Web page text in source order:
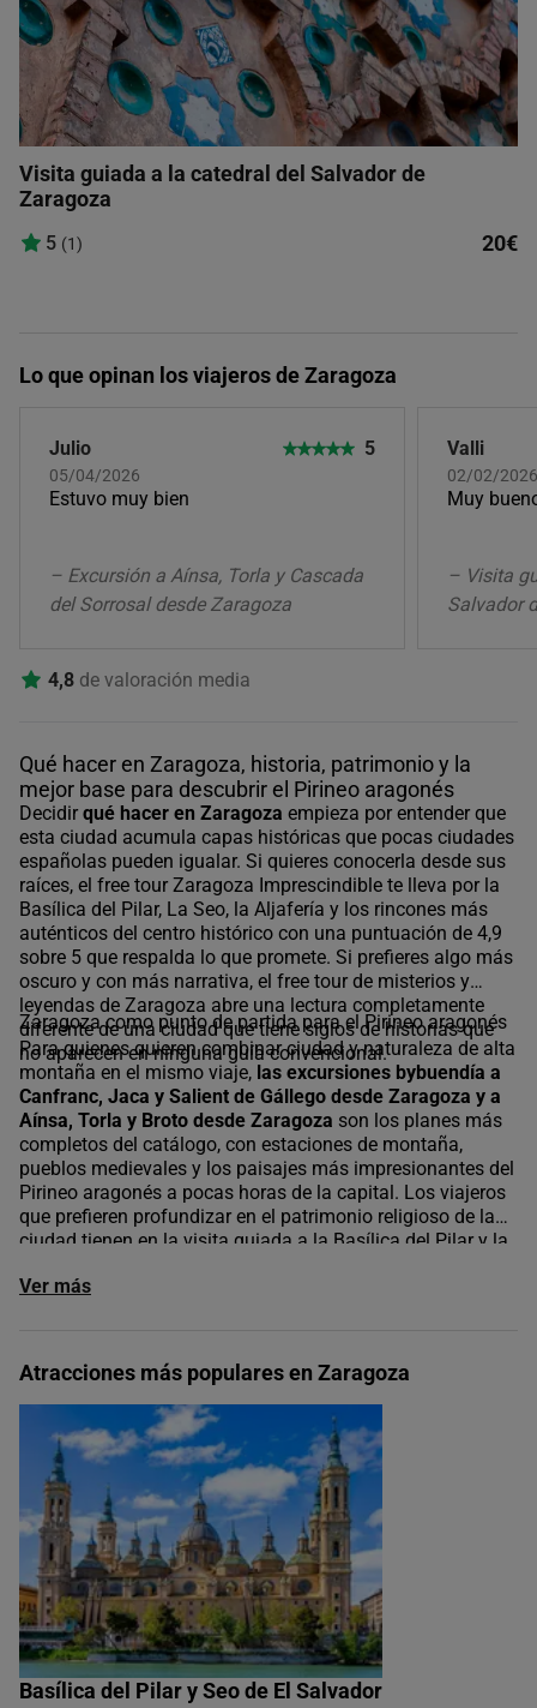
Visita guiada a la catedral del Salvador de
Zaragoza
5 (1) 20€
Lo que opinan los viajeros de Zaragoza
Julio
05/04/2026
5
Estuvo muy bien
– Excursión a Aínsa, Torla y Cascada
del Sorrosal desde Zaragoza
Valli
02/02/2026
Muy
– Visita
Salvador
4,8 de valoración media
Qué hacer en Zaragoza, historia, patrimonio y la
mejor base para descubrir el Pirineo aragonés
Decidir qué hacer en Zaragoza empieza por entender que
esta ciudad acumula capas históricas que pocas ciudades
españolas pueden igualar. Si quieres conocerla desde sus
raíces, el free tour Zaragoza Imprescindible te lleva por la
Basílica del Pilar, La Seo, la Aljafería y los rincones más
auténticos del centro histórico con una puntuación de 4,9
sobre 5 que respalda lo que promete. Si prefieres algo más
oscuro y con más narrativa, el free tour de misterios y
leyendas de Zaragoza abre una lectura completamente
diferente de una ciudad que tiene siglos de historias que
no aparecen en ninguna guía convencional.
Zaragoza como punto de partida para el Pirineo aragonés
Para quienes quieren combinar ciudad y naturaleza de alta
montaña en el mismo viaje, las excursiones bybuendía a
Canfranc, Jaca y Salient de Gállego desde Zaragoza y a
Aínsa, Torla y Broto desde Zaragoza son los planes más
completos del catálogo, con estaciones de montaña,
pueblos medievales y los paisajes más impresionantes del
Pirineo aragonés a pocas horas de la capital. Los viajeros
que prefieren profundizar en el patrimonio religioso de la
ciudad tienen en la visita guiada a la Basílica del Pilar y la
las dos catedrales con todo el contexto y sin las esperas
que cada tipo de viajero encuentre su forma de disfrutar la
ciudad y su entorno."
Ver más
Atracciones más populares en Zaragoza
Basílica del Pilar y Seo de El Salvador